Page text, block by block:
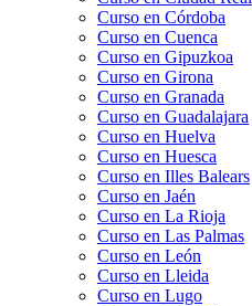
Curso en Córdoba
Curso en Cuenca
Curso en Gipuzkoa
Curso en Girona
Curso en Granada
Curso en Guadalajara
Curso en Huelva
Curso en Huesca
Curso en Illes Balears
Curso en Jaén
Curso en La Rioja
Curso en Las Palmas
Curso en León
Curso en Lleida
Curso en Lugo